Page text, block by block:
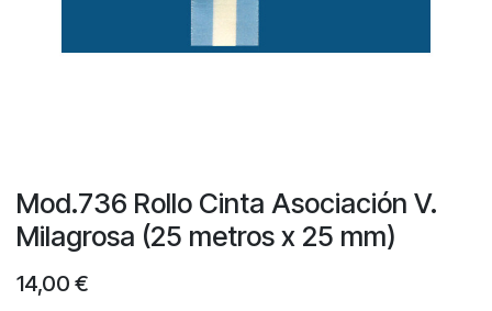
Mod.736 Rollo Cinta Asociación V.
Milagrosa (25 metros x 25 mm)
14,00 €